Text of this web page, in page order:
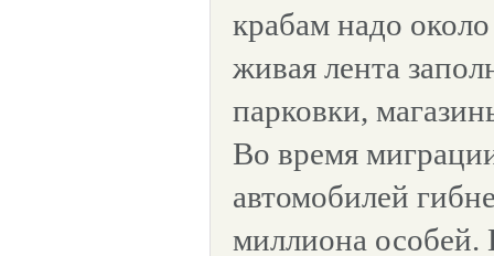
крабам надо
живая лента
парковки,
Во время
автомобилей
миллиона особей.